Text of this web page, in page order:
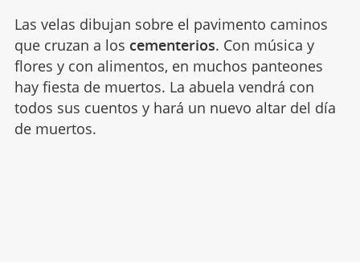
Las velas dibujan sobre el pavimento caminos
que cruzan a los cementerios. Con música y
flores y con alimentos, en muchos panteones
hay fiesta de muertos. La abuela vendrá con
todos sus cuentos y hará un nuevo altar del día
de muertos.